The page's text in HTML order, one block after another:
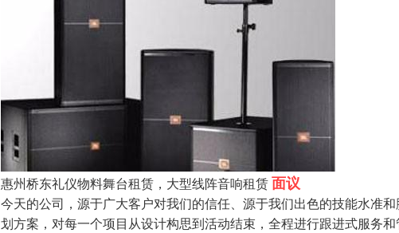
惠州桥东礼仪物料舞台租赁，大型线阵音响租赁面议
今天的公司，源于广大客户对我们的信任、源于我们出色的技能水准
划方案，对每一个项目从设计构思到活动结束，全程进行跟进式服务